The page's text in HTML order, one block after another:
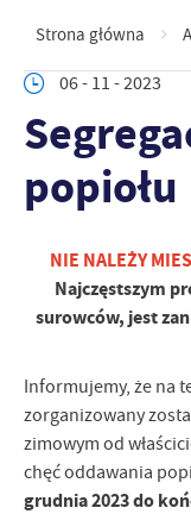
Strona główna
06 - 11 - 2023
popiołu
NIE NALEŻY
Najczęstszym
surowców, jest
Informujemy, że na
zorganizowany
zimowym od
chęć oddawania
grudnia 2023 do